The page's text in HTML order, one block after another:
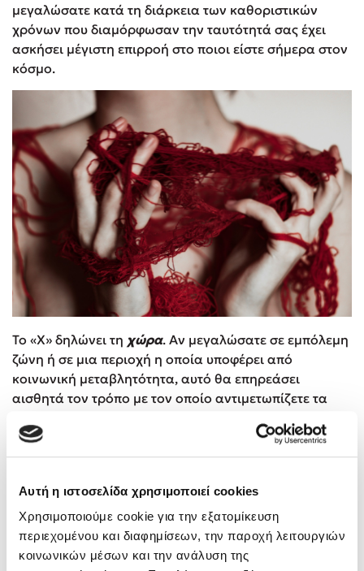
Αυτή η ιστοσελίδα χρησιμοποιεί cookies
Χρησιμοποιούμε cookie για την εξατομίκευση
περιεχομένου και διαφημίσεων, την παροχή λειτουργιών
κοινωνικών μέσων και την ανάλυση της
μεγαλώσατε κατά τη διάρκεια των καθοριστικών
χρόνων που διαμόρφωσαν την ταυτότητά σας έχει
ασκήσει μέγιστη επιρροή στο ποιοι είστε σήμερα στον
κόσμο.
Το «Χ» δηλώνει τη χώρα. Αν μεγαλώσατε σε εμπόλεμη
ζώνη ή σε μια περιοχή η οποία υποφέρει από
κοινωνική μεταβλητότητα, αυτό θα επηρεάσει
αισθητά τον τρόπο με τον οποίο αντιμετωπίζετε τα
χαρακτηρίζεται από ευημερία, αυτό δημιουργεί
επίσης έναν αντιληπτικό φακό μέσα από τον οποίο
μπορείτε να γίνετε στο μέλλον.
Το «Ε» δηλώνει τιςεπαφές
. Τα άτομα στα οποία
αφιερώνετε χρόνο ασκούν πολύ μεγάλη επίδραση
στον τρόπο με τον οποίο σκέφτεστε, αισθάνεστε και